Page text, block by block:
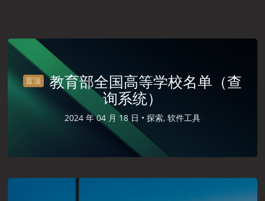
置顶
教育部全国高等学校名单（查
询系统）
2024 年 04 月 18 日 • 探索, 软件工具